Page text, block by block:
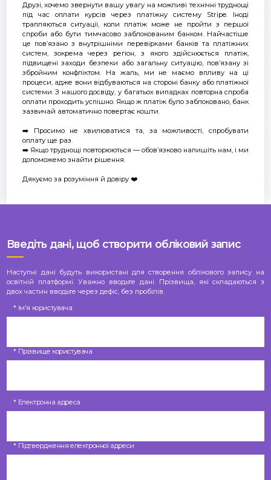
Друзі, хочемо звернути вашу увагу на можливі технічні труднощі
під час оплати курсів через платіжну систему Stripe. Іноді
трапляються ситуації, коли платіж може не пройти з першої
спроби або бути тимчасово заблокованим банком. Найчастіше
це пов’язано з внутрішніми перевірками банків та платіжних
систем, зокрема через регіон, з якого здійснюється платіж,
підвищені заходи безпеки або загальну ситуацію, пов’язану зі
збройним конфліктом. На жаль, ми не маємо впливу на ці
процеси, адже вони відбуваються на стороні банку або платіжної
системи. З нашого досвіду, у багатьох випадках повторна спроба
оплати проходить успішно. Якщо ж платіж було заблоковано, банк
зазвичай автоматично повертає кошти.
➡️ Просимо не хвилюватися та, за можливості, спробувати
оплату ще раз.
➡️ Якщо труднощі повторюються — обов’язково напишіть нам, і ми
допоможемо знайти рішення.
Дякуємо за розуміння й довіру ❤️
Введіть дані, щоб створити обліковий запис
Наступні дані будуть використані для створення облікового запису на
освітній платформі. Уважно вводьте дані. Прізвища, які складаються з
двох частин вводьте через дефіс, без пробілів.
* Ім'я користувача
* Прізвище користувача
* Електронна адреса
* Підтвердження електронної адреси